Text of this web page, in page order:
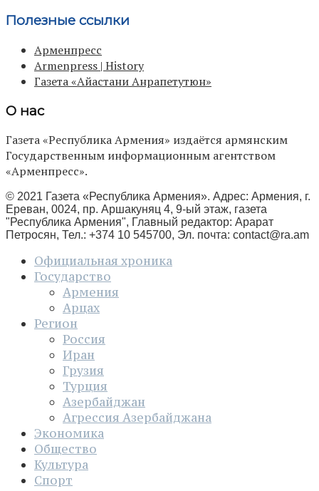
Полезные ссылки
Арменпресс
Armenpress | History
Газета «Айастани Анрапетутюн»
О нас
Газета «Республика Армения» издаётся армянским
Государственным информационным агентством
«Арменпресс».
© 2021 Газета «Республика Армения». Адрес: Армения, г.
Ереван, 0024, пр. Аршакуняц 4, 9-ый этаж, газета
"Республика Армения", Главный редактор: Арарат
Петросян, Тел.: +374 10 545700, Эл. почта: contact@ra.am
Официальная хроника
Государство
Армения
Арцах
Регион
Россия
Иран
Грузия
Турция
Азербайджан
Агрессия Азербайджана
Экономика
Общество
Культура
Спорт